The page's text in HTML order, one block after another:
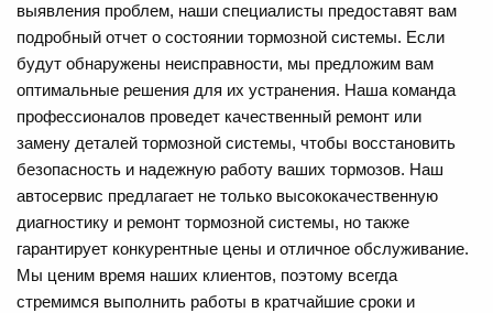
выявления проблем, наши специалисты предоставят вам
подробный отчет о состоянии тормозной системы. Если
будут обнаружены неисправности, мы предложим вам
оптимальные решения для их устранения. Наша команда
профессионалов проведет качественный ремонт или
замену деталей тормозной системы, чтобы восстановить
безопасность и надежную работу ваших тормозов. Наш
автосервис предлагает не только высококачественную
диагностику и ремонт тормозной системы, но также
гарантирует конкурентные цены и отличное обслуживание.
Мы ценим время наших клиентов, поэтому всегда
стремимся выполнить работы в кратчайшие сроки и